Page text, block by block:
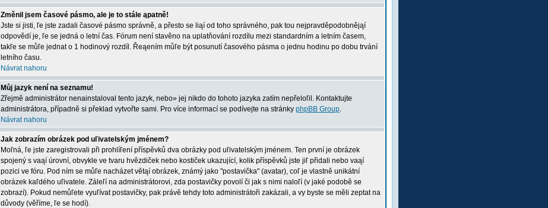
Změnil jsem časové pásmo, ale je to stále ąpatně!
Jste si jisti, ľe jste zadali časové pásmo správně, a přesto se liąí od toho správného, pak tou nejpravděpodobnějąí
odpovědí je, ľe se jedná o letní čas. Fórum není stavěno na uplatňování rozdílu mezi standardním a letním časem,
takľe se můľe jednat o 1 hodinový rozdíl. Řeąením můľe být posunutí časového pásma o jednu hodinu po dobu trvání
letního času.
Návrat nahoru
Můj jazyk není na seznamu!
Zřejmě administrátor nenainstaloval tento jazyk, nebo» jej nikdo do tohoto jazyka zatím nepřeloľil. Kontaktujte
administrátora, případně si překlad vytvořte sami. Pro více informací se podívejte na stránky phpBB Group.
Návrat nahoru
Jak zobrazím obrázek pod uľivatelským jménem?
Moľná, ľe jste zaregistrovali při prohlíľení příspěvků dva obrázky pod uľivatelským jménem. Ten první je obrázek
spojený s vaąí úrovní, obvykle ve tvaru hvězdiček nebo kostiček ukazující, kolik příspěvků jste jiľ přidali nebo vaąí
pozici ve fóru. Pod ním se můľe nacházet větąí obrázek, známý jako "postavička" (avatar), coľ je vlastně unikátní
obrázek kaľdého uľivatele. Záleľí na administrátorovi, zda postavičky povolí či jak s nimi naloľí (v jaké podobě se
zobrazí). Pokud nemůľete vyuľívat postavičky, pak právě tehdy toto administrátoři zakázali, a vy byste se měli zeptat na
důvody (věříme, ľe se hodí).